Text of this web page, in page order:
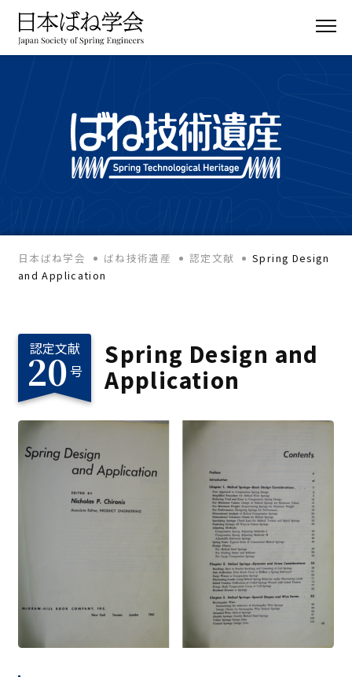
日本ばね学会 ばね技術遺産 認定文献
Spring Design
and Application
認定文献
20号
Spring Design and
Application